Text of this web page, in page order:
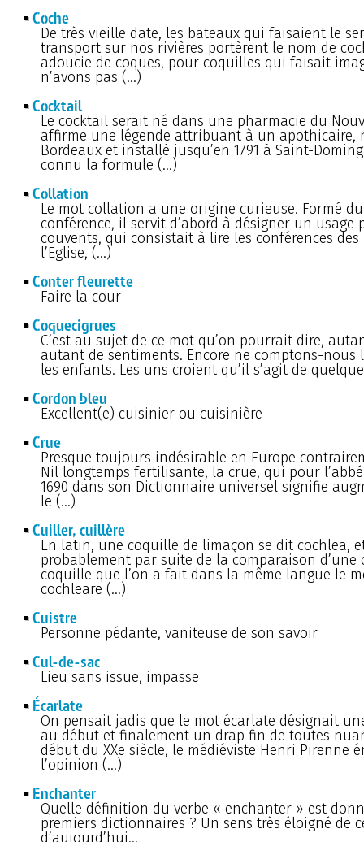
Coche
De très vieille date, les bateaux qui faisaient le
transport sur nos rivières portèrent le nom de
adoucie de coques, pour coquilles qui faisait
n’avons pas (…)
Cocktail
Le cocktail serait né dans une pharmacie du
affirme une légende attribuant à un apothicaire,
Bordeaux et installé jusqu’en 1791 à Saint-
connu la formule (…)
Collation
Le mot collation a une origine curieuse. Formé
conférence, il servit d’abord à désigner un usage
couvents, qui consistait à lire les conférences des
l’Eglise, (…)
Conter fleurette
Faire la cour
Coquecigrues
C’est au sujet de ce mot qu’on pourrait dire,
autant de sentiments. Encore ne comptons-nous
les enfants. Les uns croient qu’il s’agit de
Cordon bleu
Excellent(e) cuisinier ou cuisinière
Crue
Presque toujours indésirable en Europe
Nil longtemps fertilisante, la crue, qui pour
1690 dans son Dictionnaire universel signifie
le (…)
Cuiller, cuillère
En latin, une coquille de limaçon se dit cochlea,
probablement par suite de la comparaison d’une
coquille que l’on a fait dans la même langue le
cochleare (…)
Cuistre
Personne pédante, vaniteuse de son savoir
Cul-de-sac
Lieu sans issue, impasse
Écarlate
On pensait jadis que le mot écarlate désignait
au début et finalement un drap fin de toutes
début du XXe siècle, le médiéviste Henri Pirenne
l’opinion (…)
Enchanter
Quelle définition du verbe « enchanter » est
premiers dictionnaires ? Un sens très éloigné de
d’aujourd’hui...